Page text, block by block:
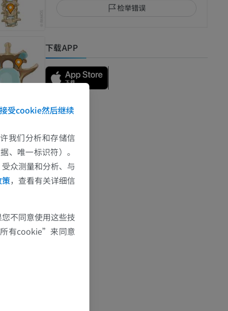
检举错误
下载APP
受cookie然后继续
我们分析和存储信
、唯一标识符）。
众测量和分析、与
，查看有关详细信
不同意使用这些技
有cookie”来同意